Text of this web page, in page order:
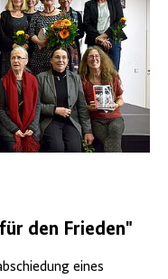
den Frieden"
eines